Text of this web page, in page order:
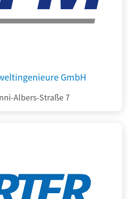
GmbH
Albers-Straße 7